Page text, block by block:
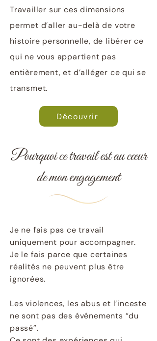
Travailler sur ces dimensions
permet d’aller au-delà de votre
histoire personnelle, de libérer ce
qui ne vous appartient pas
entièrement, et d’alléger ce qui se
transmet.
Découvrir
Pourquoi ce travail est au cœur
de mon engagement
Je ne fais pas ce travail
uniquement pour accompagner.
Je le fais parce que certaines
réalités ne peuvent plus être
ignorées.
Les violences, les abus et l’inceste
ne sont pas des événements “du
passé”.